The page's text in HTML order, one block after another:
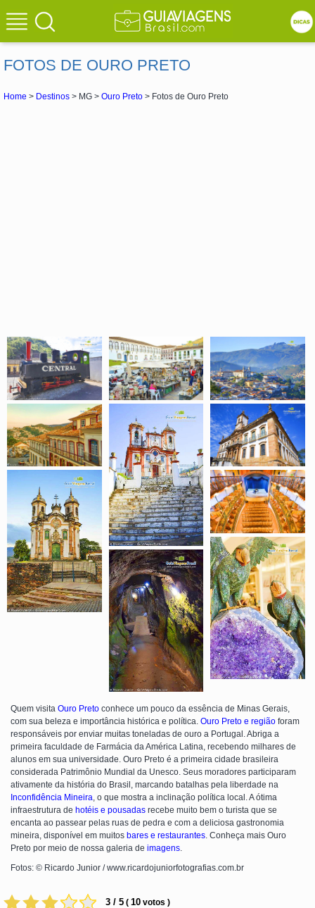
FOTOS DE OURO PRETO
Home > Destinos > MG > Ouro Preto > Fotos de Ouro Preto
Quem visita Ouro Preto conhece um pouco da essência de Minas Gerais,
com sua beleza e importância histórica e política. Ouro Preto e região foram
responsáveis por enviar muitas toneladas de ouro a Portugal. Abriga a
primeira faculdade de Farmácia da América Latina, recebendo milhares de
alunos em sua universidade. Ouro Preto é a primeira cidade brasileira
considerada Patrimônio Mundial da Unesco. Seus moradores participaram
ativamente da história do Brasil, marcando batalhas pela liberdade na
Inconfidência Mineira , o que mostra a inclinação política local. A ótima
infraestrutura de hotéis e pousadas recebe muito bem o turista que se
encanta ao passear pelas ruas de pedra e com a deliciosa gastronomia
mineira, disponível em muitos bares e restaurantes . Conheça mais Ouro
Preto por meio de nossa galeria de imagens
Fotos: © Ricardo Junior / www.ricardojuniorfotografias.com.br
3 / 5 ( 10 votos )